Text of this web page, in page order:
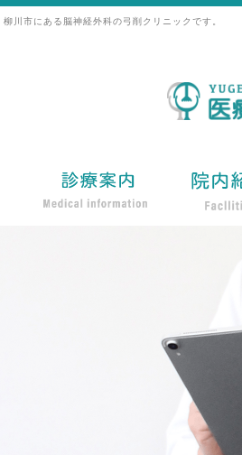
川市にある脳神経外科の弓削クリニックです。